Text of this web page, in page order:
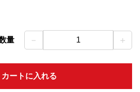
量 － 1 ＋
カートに入れる